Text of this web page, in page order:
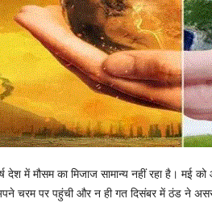
देश में मौसम का मिजाज सामान्य नहीं रहा है। मई
चरम पर पहुंची और न ही गत दिसंबर में ठंड ने